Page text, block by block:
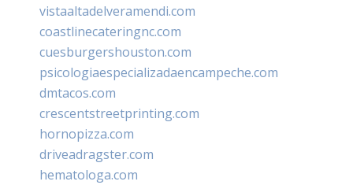
vistaaltadelveramendi.com
coastlinecateringnc.com
cuesburgershouston.com
psicologiaespecializadaencampeche.com
dmtacos.com
crescentstreetprinting.com
hornopizza.com
driveadragster.com
hematologa.com